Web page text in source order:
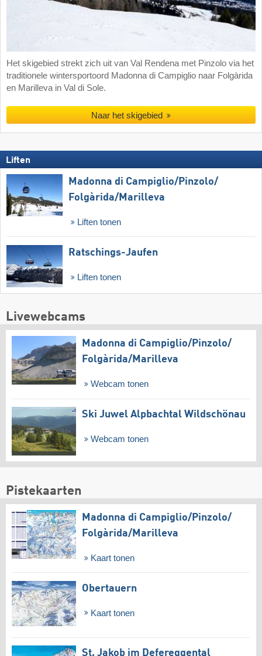
Het skigebied strekt zich uit van Val Rendena met Pinzolo via het
traditionele wintersportoord Madonna di Campiglio naar Folgàrida
en Marilleva in Val di Sole.
Naar het skigebied
Liften
Madonna di Campiglio/​Pinzolo/​
Folgàrida/​Marilleva
Liften tonen
Ratschings-Jaufen
Liften tonen
Livewebcams
Madonna di Campiglio/​Pinzolo/​
Folgàrida/​Marilleva
Webcam tonen
Ski Juwel Alpbachtal Wildschönau
Webcam tonen
Pistekaarten
Madonna di Campiglio/​Pinzolo/​
Folgàrida/​Marilleva
Kaart tonen
Obertauern
Kaart tonen
St. Jakob im Defereggental